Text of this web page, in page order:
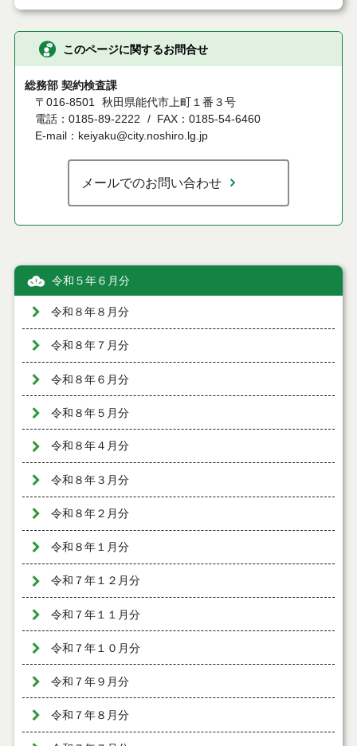
このページに関するお問合せ
総務部 契約検査課
〒016-8501 秋田県能代市上町１番３号
電話：0185-89-2222
FAX：0185-54-6460
E-mail：keiyaku@city.noshiro.lg.jp
メールでのお問い合わせ
令和５年６月分
令和８年８月分
令和８年７月分
令和８年６月分
令和８年５月分
令和８年４月分
令和８年３月分
令和８年２月分
令和８年１月分
令和７年１２月分
令和７年１１月分
令和７年１０月分
令和７年９月分
令和７年８月分